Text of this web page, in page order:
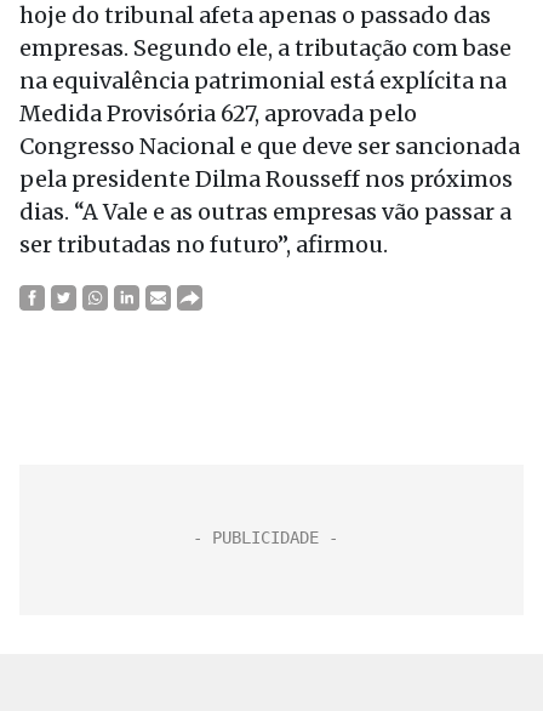
hoje do tribunal afeta apenas o passado das
empresas. Segundo ele, a tributação com base
na equivalência patrimonial está explícita na
Medida Provisória 627, aprovada pelo
Congresso Nacional e que deve ser sancionada
pela presidente Dilma Rousseff nos próximos
dias. “A Vale e as outras empresas vão passar a
ser tributadas no futuro”, afirmou.